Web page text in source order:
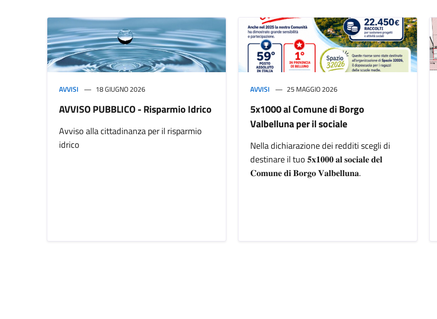
AVVISI 18 GIUGNO 2026
AVVISO PUBBLICO - Risparmio Idrico
Avviso alla cittadinanza per il risparmio
idrico
AVVISI 25 MAGGIO 2026
5x1000 al Comune di Borgo
Valbelluna per il sociale
Nella dichiarazione dei redditi scegli di
destinare il tuo 𝟓𝐱𝟏𝟎𝟎𝟎 𝐚𝐥 𝐬𝐨𝐜𝐢𝐚𝐥𝐞 𝐝𝐞𝐥
𝐂𝐨𝐦𝐮𝐧𝐞 𝐝𝐢 𝐁𝐨𝐫𝐠𝐨 𝐕𝐚𝐥𝐛𝐞𝐥𝐥𝐮𝐧𝐚.